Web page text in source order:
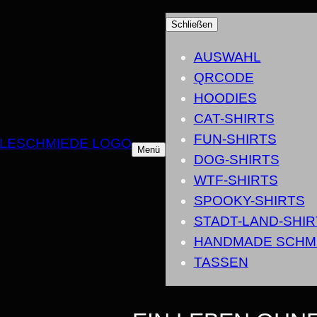
Menü
Schließen
AUSWAHL
QRCODE
HOODIES
CAT-SHIRTS
FUN-SHIRTS
DOG-SHIRTS
WTF-SHIRTS
SPOOKY-SHIRTS
STADT-LAND-
HANDMADE
TASSEN